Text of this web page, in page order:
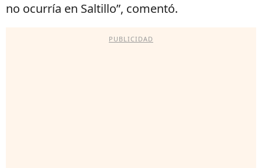
no ocurría en Saltillo”, comentó.
PUBLICIDAD